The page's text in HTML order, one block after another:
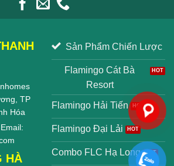
TP
Hóa
HÀ
Sản Phẩm Chiến Lược
Flamingo Cát Bà
Resort
Flamingo Hải Tiến
Flamingo Đại Lải
Combo FLC Hạ Long